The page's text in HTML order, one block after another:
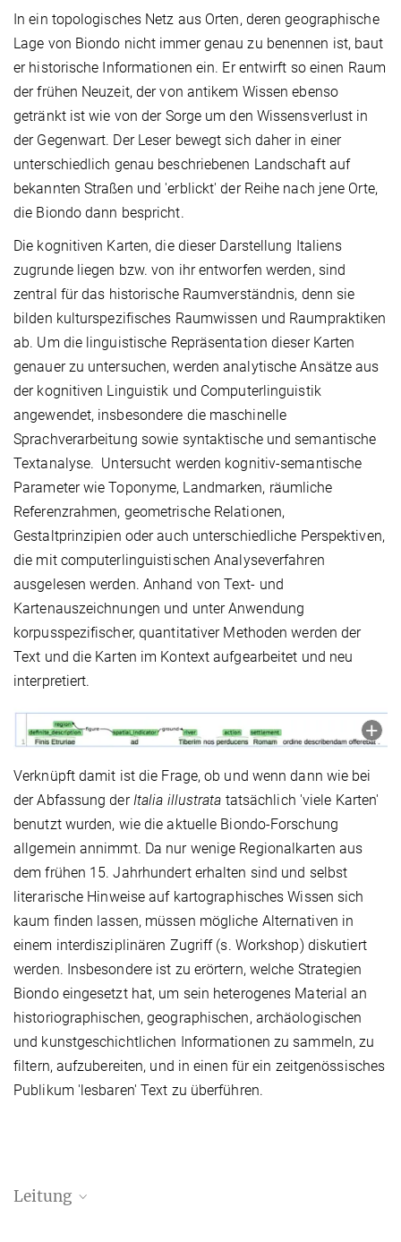
In ein topologisches Netz aus Orten, deren geographische
Lage von Biondo nicht immer genau zu benennen ist, baut
er historische Informationen ein. Er entwirft so einen Raum
der frühen Neuzeit, der von antikem Wissen ebenso
getränkt ist wie von der Sorge um den Wissensverlust in
der Gegenwart. Der Leser bewegt sich daher in einer
unterschiedlich genau beschriebenen Landschaft auf
bekannten Straßen und 'erblickt' der Reihe nach jene Orte,
die Biondo dann bespricht.
Die kognitiven Karten, die dieser Darstellung Italiens
zugrunde liegen bzw. von ihr entworfen werden, sind
zentral für das historische Raumverständnis, denn sie
bilden kulturspezifisches Raumwissen und Raumpraktiken
ab. Um die linguistische Repräsentation dieser Karten
genauer zu untersuchen, werden analytische Ansätze aus
der kognitiven Linguistik und Computerlinguistik
angewendet, insbesondere die maschinelle
Sprachverarbeitung sowie syntaktische und semantische
Textanalyse. Untersucht werden kognitiv-semantische
Parameter wie Toponyme, Landmarken, räumliche
Referenzrahmen, geometrische Relationen,
Gestaltprinzipien oder auch unterschiedliche Perspektiven,
die mit computerlinguistischen Analyseverfahren
ausgelesen werden. Anhand von Text- und
Kartenauszeichnungen und unter Anwendung
korpusspezifischer, quantitativer Methoden werden der
Text und die Karten im Kontext aufgearbeitet und neu
interpretiert.
Verknüpft damit ist die Frage, ob und wenn dann wie bei
der Abfassung der Italia illustrata tatsächlich 'viele Karten'
benutzt wurden, wie die aktuelle Biondo-Forschung
allgemein annimmt. Da nur wenige Regionalkarten aus
dem frühen 15. Jahrhundert erhalten sind und selbst
literarische Hinweise auf kartographisches Wissen sich
kaum finden lassen, müssen mögliche Alternativen in
einem interdisziplinären Zugriff (s. Workshop) diskutiert
werden. Insbesondere ist zu erörtern, welche Strategien
Biondo eingesetzt hat, um sein heterogenes Material an
historiographischen, geographischen, archäologischen
und kunstgeschichtlichen Informationen zu sammeln, zu
filtern, aufzubereiten, und in einen für ein zeitgenössisches
Publikum 'lesbaren' Text zu überführen.
Leitung